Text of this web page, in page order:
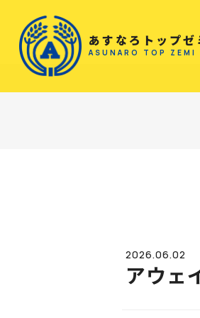
あすなろトップゼ
ASUNARO TOP ZEMI
2026.06.02
アウェ